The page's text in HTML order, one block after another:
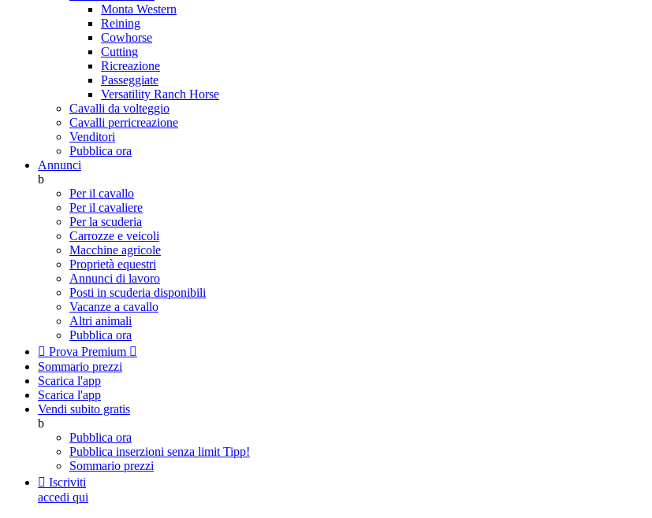
Monta Western
Reining
Cowhorse
Cutting
Ricreazione
Passeggiate
Versatility Ranch Horse
Cavalli da volteggio
Cavalli perricreazione
Venditori
Pubblica ora
Annunci
b
Per il cavallo
Per il cavaliere
Per la scuderia
Carrozze e veicoli
Macchine agricole
Proprietà equestri
Annunci di lavoro
Posti in scuderia disponibili
Vacanze a cavallo
Altri animali
Pubblica ora
 Prova Premium 
Sommario prezzi
Scarica l'app
Scarica l'app
Vendi subito gratis
b
Pubblica ora
Pubblica inserzioni senza limit Tipp!
Sommario prezzi
 Iscriviti
accedi qui